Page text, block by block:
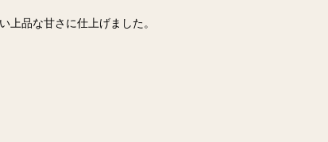
上品な甘さに仕上げました。